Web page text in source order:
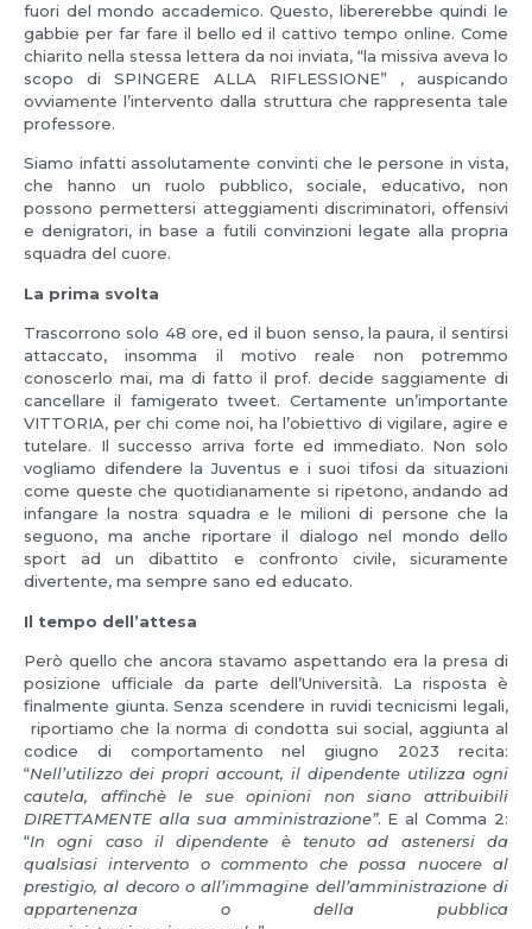
fuori del mondo accademico. Questo, libererebbe quindi le
gabbie per far fare il bello ed il cattivo tempo online. Come
chiarito nella stessa lettera da noi inviata, “la missiva aveva lo
scopo di SPINGERE ALLA RIFLESSIONE” , auspicando
ovviamente l’intervento dalla struttura che rappresenta tale
professore.
Siamo infatti assolutamente convinti che le persone in vista,
che hanno un ruolo pubblico, sociale, educativo, non
possono permettersi atteggiamenti discriminatori, offensivi
e denigratori, in base a futili convinzioni legate alla propria
squadra del cuore.
La prima svolta
Trascorrono solo 48 ore, ed il buon senso, la paura, il sentirsi
attaccato, insomma il motivo reale non potremmo
conoscerlo mai, ma di fatto il prof. decide saggiamente di
cancellare il famigerato tweet. Certamente un’importante
VITTORIA, per chi come noi, ha l’obiettivo di vigilare, agire e
tutelare. Il successo arriva forte ed immediato. Non solo
vogliamo difendere la Juventus e i suoi tifosi da situazioni
come queste che quotidianamente si ripetono, andando ad
infangare la nostra squadra e le milioni di persone che la
seguono, ma anche riportare il dialogo nel mondo dello
sport ad un dibattito e confronto civile, sicuramente
divertente, ma sempre sano ed educato.
Il tempo dell’attesa
Però quello che ancora stavamo aspettando era la presa di
posizione ufficiale da parte dell’Università. La risposta è
finalmente giunta. Senza scendere in ruvidi tecnicismi legali,
riportiamo che la norma di condotta sui social, aggiunta al
codice di comportamento nel giugno 2023 recita:
“Nell’utilizzo dei propri account, il dipendente utilizza ogni
cautela, affinchè le sue opinioni non siano attribuibili
DIRETTAMENTE alla sua amministrazione”. E al Comma 2:
“In ogni caso il dipendente è tenuto ad astenersi da
qualsiasi intervento o commento che possa nuocere al
prestigio, al decoro o all’immagine dell’amministrazione di
appartenenza o della pubblica